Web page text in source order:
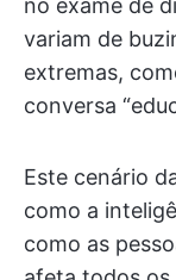
no exame de
variam de
extremas,
conversa
Este cenário
como a
como as